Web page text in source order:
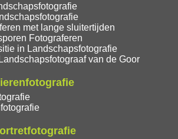
met lange sluitertijden
Fotograferen
in Landschapsfotografie
van de Goor